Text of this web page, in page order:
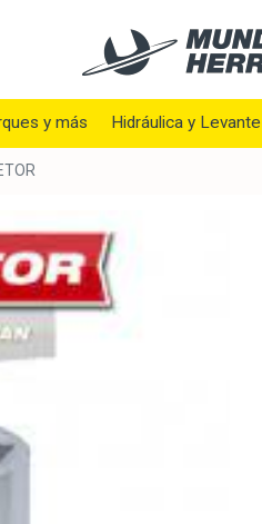
y más Hidráulica y Levante